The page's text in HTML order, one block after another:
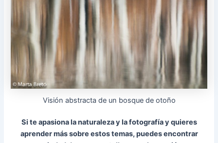
Visión abstracta de un bosque de otoño
Si te apasiona la naturaleza y la fotografía y quieres
aprender más sobre estos temas, puedes encontrar